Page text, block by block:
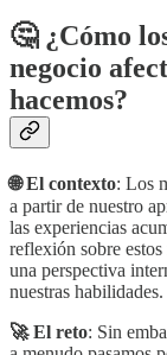
🤔 ¿Cómo
negocio
hacemos?
🌐 El contexto: Los
a partir de nuestro
las experiencias
reflexión sobre
una perspectiva
nuestras habilidades.
🚀 El reto: Sin